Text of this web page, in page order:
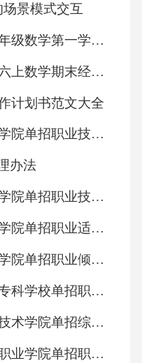
伸：针对本节课主
背阔肌、肱二头
头肌、股二头
保持15-30秒，感
：教师总结本节课
指出不足，并对
扬。强调体能锻
课后作业：鼓励学
生再见。七、教学
的达成情况如何？
恰当？重难点是否
是否有效激发了学
出现了哪些共性问
否到位？6.对不同
景模式交互
2027届邯郸市涉县六年级数学第一学期期末预测试题含解析
2027届宁德市蕉城区六上数学期末经典试题含解析
计划书范文大全
2026年宁夏工业职业学院单招职业技能考试题库附答案详解（完整版）
办法
2026年宁夏职业技术学院单招职业技能测试题库及完整答案详解
2026年天津艺术职业学院单招职业适应性测试题库附答案详解（满分必刷）
2026年太原旅游职业学院单招职业倾向性考试题库附答案详解（培优b卷）
2026年安庆医药高等专科学校单招职业技能考试题库附参考答案详解（模拟题）
2026年宁波大学科学技术学院单招综合素质考试题库带答案详解（满分必刷）
2026年四川西南航空职业学院单招职业倾向性考试题库含答案详解（基础题）